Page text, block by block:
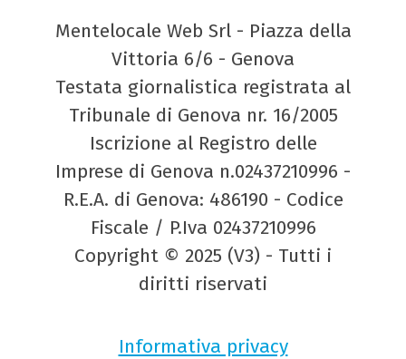
Mentelocale Web Srl - Piazza della
Vittoria 6/6 - Genova
Testata giornalistica registrata al
Tribunale di Genova nr. 16/2005
Iscrizione al Registro delle
Imprese di Genova n.02437210996 -
R.E.A. di Genova: 486190 - Codice
Fiscale / P.Iva 02437210996
Copyright © 2025 (V3) - Tutti i
diritti riservati
Informativa privacy